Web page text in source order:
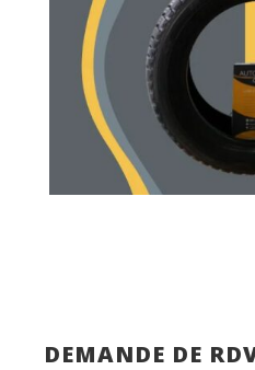
DEMANDE DE